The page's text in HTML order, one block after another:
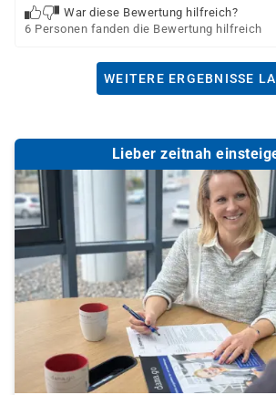
War diese Bewertung hilfreich?
6 Personen fanden die Bewertung hilfreich
WEITERE ERGEBNISSE
Lieber zeitnah